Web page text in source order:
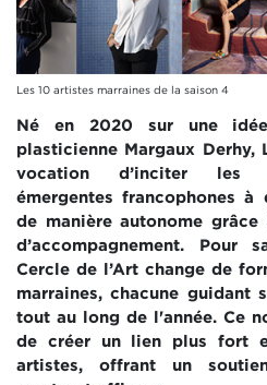
Les 10 artistes marraines de la saison 4
Né en 2020 sur une
plasticienne Margaux Derhy,
vocation d’inciter les
émergentes francophones
de manière autonome grâce
d’accompagnement. Pour
Cercle de l’Art change de
marraines, chacune guidant
tout au long de l'année. Ce
de créer un lien plus fort
artistes, offrant un